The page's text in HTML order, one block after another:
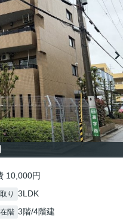
10,000円
り 3LDK
階 3階/4階建